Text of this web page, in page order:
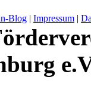
Blog | Impressum |